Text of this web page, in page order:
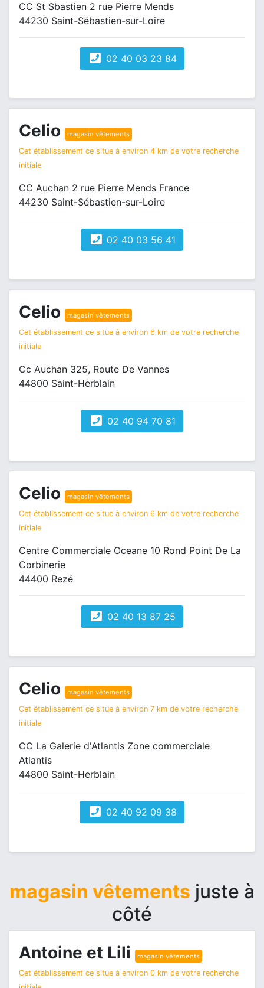
CC St Sbastien 2 rue Pierre Mends
44230 Saint-Sébastien-sur-Loire
02 40 03 23 84
Celio magasin vêtements
Cet établissement ce situe à environ 4 km de votre recherche
initiale
CC Auchan 2 rue Pierre Mends France
44230 Saint-Sébastien-sur-Loire
02 40 03 56 41
Celio magasin vêtements
Cet établissement ce situe à environ 6 km de votre recherche
initiale
Cc Auchan 325, Route De Vannes
44800 Saint-Herblain
02 40 94 70 81
Celio magasin vêtements
Cet établissement ce situe à environ 6 km de votre recherche
initiale
Centre Commerciale Oceane 10 Rond Point De La
Corbinerie
44400 Rezé
02 40 13 87 25
Celio magasin vêtements
Cet établissement ce situe à environ 7 km de votre recherche
initiale
CC La Galerie d'Atlantis Zone commerciale
Atlantis
44800 Saint-Herblain
02 40 92 09 38
magasin vêtements juste à
côté
Antoine et Lili magasin vêtements
Cet établissement ce situe à environ 0 km de votre recherche